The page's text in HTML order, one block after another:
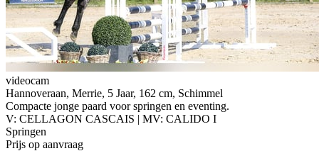
videocam
Hannoveraan, Merrie, 5 Jaar, 162 cm, Schimmel
Compacte jonge paard voor springen en eventing.
V: CELLAGON CASCAIS | MV: CALIDO I
Springen
Prijs op aanvraag